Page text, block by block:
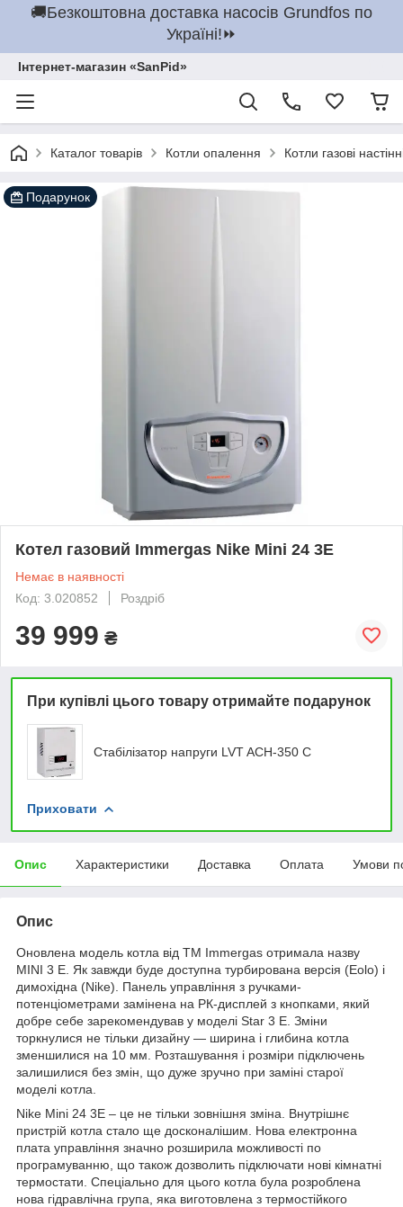
🚚Безкоштовна доставка насосів Grundfos по
Україні!⏩
Інтернет-магазин «SanPid»
Каталог товарів Котли опалення Котли газові
Подарунок
Котел газовий Immergas Nike Mini 24 3E
Немає в наявності
Код: 3.020852
Роздріб
39 999 ₴
При купівлі цього товару отримайте подарунок
Стабілізатор напруги LVT ACH-350 C
Приховати
Опис Характеристики Доставка Оплата Умови
Опис
Оновлена модель котла від ТМ Immergas отримала назву
MINI 3 E. Як завжди буде доступна турбирована версія (Eolo) і
димохідна (Nike). Панель управління з ручками-
потенціометрами замінена на РК-дисплей з кнопками, який
добре себе зарекомендував у моделі Star 3 Е. Зміни
торкнулися не тільки дизайну — ширина і глибина котла
зменшилися на 10 мм. Розташування і розміри підключень
залишилися без змін, що дуже зручно при заміні старої
моделі котла.
Nike Mini 24 3E – це не тільки зовнішня зміна. Внутрішнє
пристрій котла стало ще досконалішим. Нова електронна
плата управління значно розширила можливості по
програмуванню, що також дозволить підключати нові кімнатні
термостати. Спеціально для цього котла була розроблена
нова гідравлічна група, яка виготовлена з термостійкого